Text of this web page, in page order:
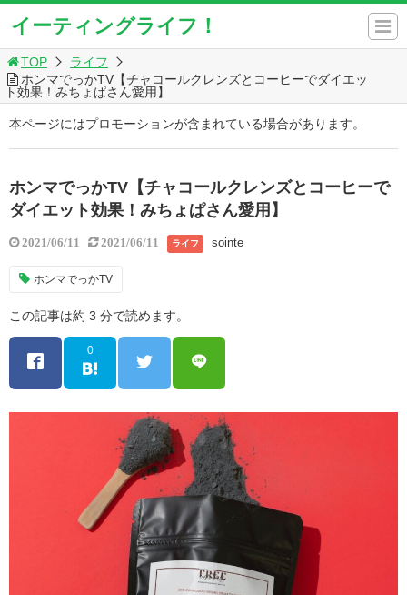
イーティングライフ！
TOP
ライフ
ホンマでっかTV【チャコールクレンズとコーヒーでダイエッ
ト効果！みちょぱさん愛用】
本ページにはプロモーションが含まれている場合があります。
ホンマでっかTV【チャコールクレンズとコーヒーで
ダイエット効果！みちょぱさん愛用】
2021/06/11 2021/06/11 ライフ sointe
ホンマでっかTV
この記事は約 3 分で読めます。
0